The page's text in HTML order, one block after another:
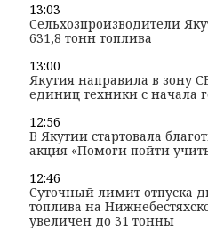
13:03
Сельхозпроизводители
631,8 тонн топлива
13:00
Якутия направила в зону
единиц техники с начала
12:56
В Якутии стартовала
акция «Помоги пойти
12:46
Суточный лимит отпуска
топлива на
увеличен до 31 тонны